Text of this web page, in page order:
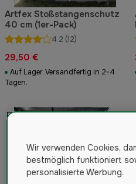
Artfex Stoßstangenschutz
40 cm (1er-Pack)
4.2 (12)
29,50 €
Auf Lager. Versandfertig in 2-4
Tagen.
Wir verwenden Cookies,
bestmöglich funktioniert
personalisierte Werbung.